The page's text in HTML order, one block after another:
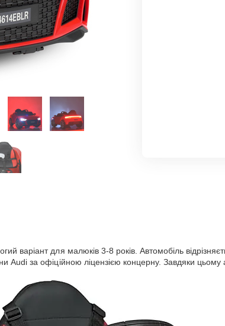
варіант для малюків 3-8 років. Автомобіль
за офіційною ліцензією концерну. Завдяки цьому